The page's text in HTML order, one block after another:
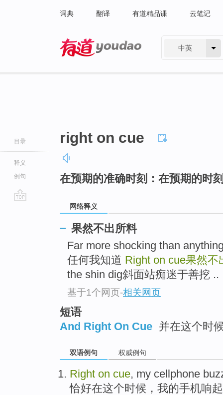
词典 翻译 有道精品课 云笔记
中英
目录
释义
例句
right on cue
在预期的准确时刻：在预期的时
网络释义
果然不出所料
Far more shocking than
任何我知道 Right on cue果然不
the shin dig斜面站痴迷于善挖 ..
基于1个网页-相关网页
短语
And Right On Cue 并在这个时
双语例句 权威例句
Right on cue, my cellphone
恰好在这个时候， 我的手机响起